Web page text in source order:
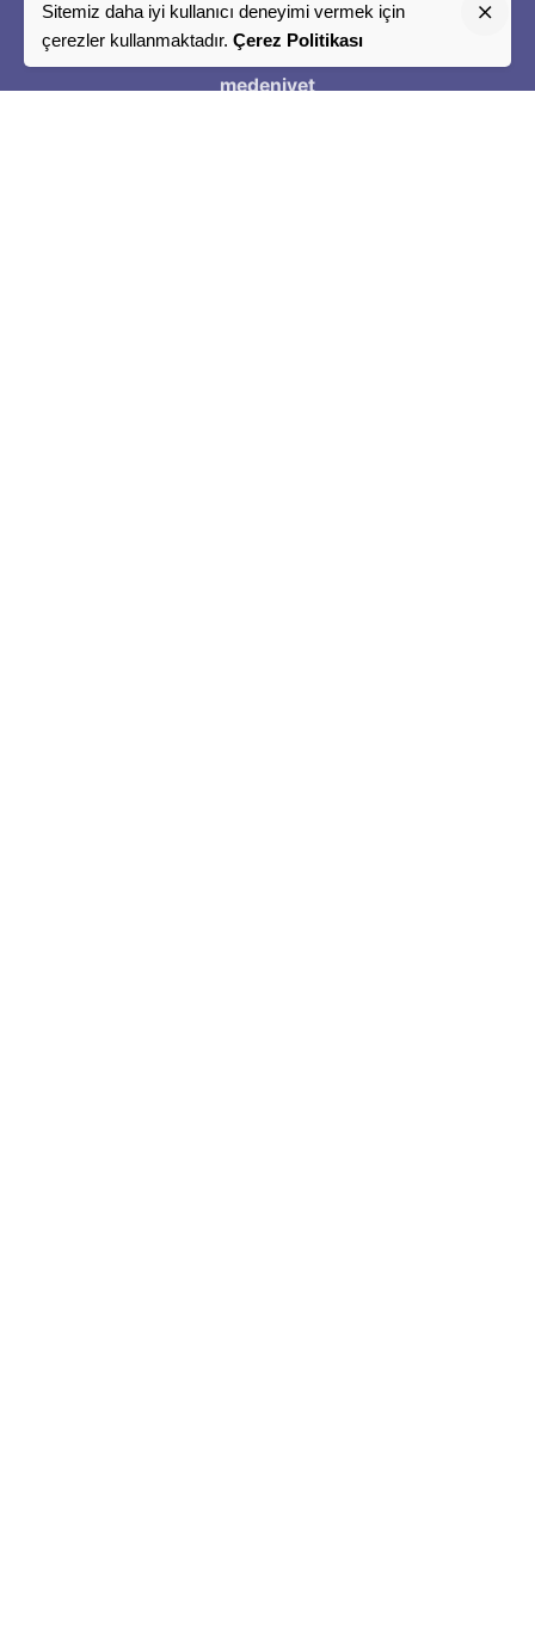
"
medeniyet
Sitemiz daha iyi kullanıcı deneyimi vermek için
çerezler kullanmaktadır. Çerez Politikası